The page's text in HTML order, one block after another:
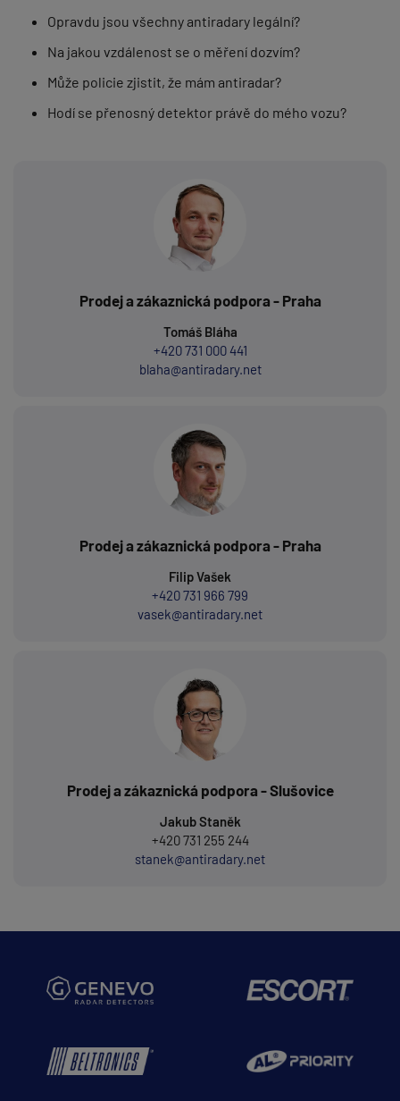
Opravdu jsou všechny antiradary legální?
Na jakou vzdálenost se o měření dozvím?
Může policie zjistit, že mám antiradar?
Hodí se přenosný detektor právě do mého vozu?
Prodej a zákaznická podpora - Praha
Tomáš Bláha
+420 731 000 441
blaha@antiradary.net
Prodej a zákaznická podpora - Praha
Filip Vašek
+420 731 966 799
vasek@antiradary.net
Prodej a zákaznická podpora - Slušovice
Jakub Staněk
+420 731 255 244
stanek@antiradary.net